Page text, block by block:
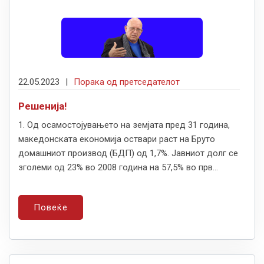
22.05.2023 Порака од претседателот
Решенија!
1. Од осамостојувањето на земјата пред 31 година,
македонската економија оствари раст на Бруто
домашниот производ (БДП) од 1,7%. Јавниот долг се
зголеми од 23% во 2008 година на 57,5% во прв...
Повеќе